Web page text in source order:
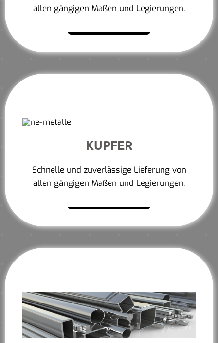
allen gängigen Maßen und Legierungen.
KUPFER
Schnelle und zuverlässige Lieferung von
allen gängigen Maßen und Legierungen.